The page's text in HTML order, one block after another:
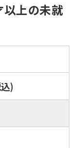
上の未就
)